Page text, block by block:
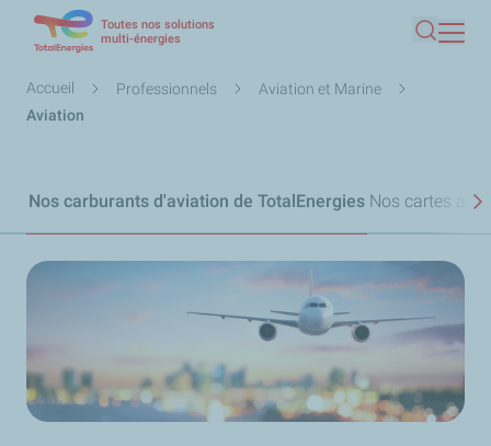
contenu
Toutes nos solutions
multi-énergies
Fil
d'Ariane
Accueil Professionnels
Aviation et Marine
Aviation
Nos carburants d'aviation de TotalEnergies Nos cartes